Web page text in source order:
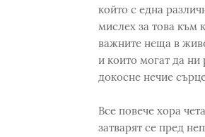
който с една
мислех за това към
важните неща в
и които могат да ни
докосне нечие
Все повече хора
затварят се пред